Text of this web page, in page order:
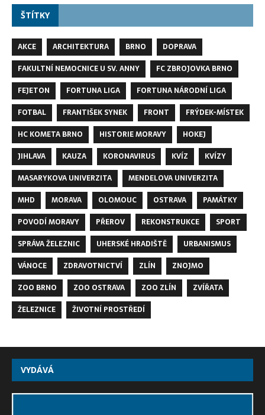
ŠTÍTKY
AKCE ARCHITEKTURA BRNO
DOPRAVA
FAKULTNÍ NEMOCNICE U SV. ANNY
FC ZBROJOVKA BRNO
FEJETON
FORTUNA LIGA
FORTUNA NÁRODNÍ LIGA
FOTBAL
FRANTIŠEK SYNEK FRONT
FRÝDEK-MÍSTEK
HC KOMETA BRNO
HISTORIE MORAVY
HOKEJ
JIHLAVA
KAUZA KORONAVIRUS KVÍZ
KVÍZY
MASARYKOVA UNIVERZITA
MENDELOVA UNIVERZITA
MHD
MORAVA OLOMOUC OSTRAVA
PAMÁTKY
POVODÍ MORAVY
PŘEROV REKONSTRUKCE
SPORT
SPRÁVA ŽELEZNIC
UHERSKÉ HRADIŠTĚ
URBANISMUS
VÁNOCE
ZDRAVOTNICTVÍ ZLÍN
ZNOJMO
ZOO BRNO
ZOO OSTRAVA ZOO ZLÍN
ZVÍŘATA
ŽELEZNICE
ŽIVOTNÍ PROSTŘEDÍ
VYDÁVÁ